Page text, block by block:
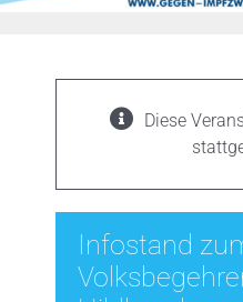
Diese
Infostand